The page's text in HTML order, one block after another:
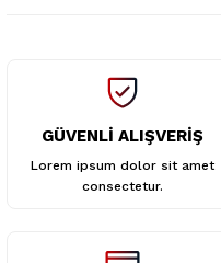
GÜVENLİ ALIŞVERİŞ
Lorem ipsum dolor sit amet
consectetur.